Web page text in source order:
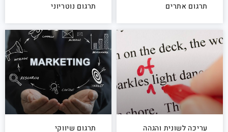
תרגום אתרים תרגום נוטריוני
עריכה לשונית והגהה תרגום שיווקי